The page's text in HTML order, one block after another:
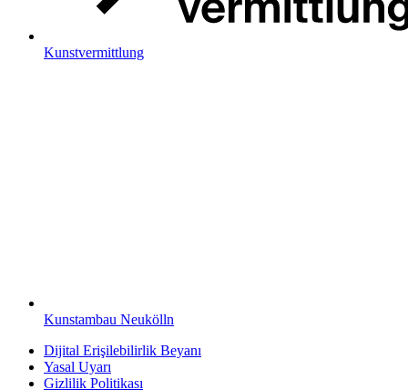
Kunstvermittlung
Kunstambau Neukölln
Dijital Erişilebilirlik Beyanı
Yasal Uyarı
Gizlilik Politikası